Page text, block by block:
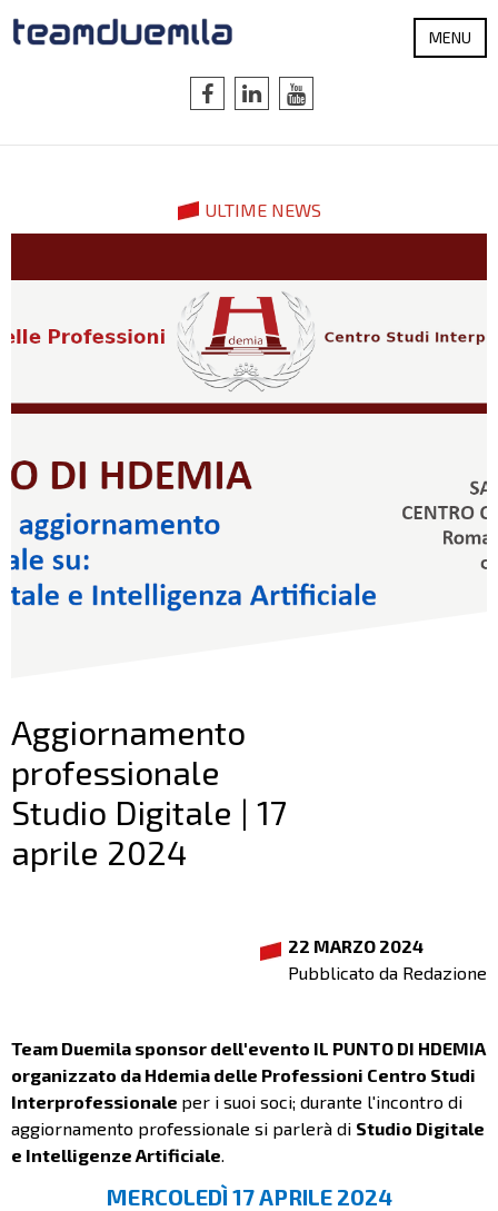
MENU
ULTIME NEWS
Aggiornamento
professionale
Studio Digitale | 17
aprile 2024
22 MARZO 2024
Pubblicato da Redazione
Team Duemila sponsor dell'evento IL PUNTO DI HDEMIA
organizzato da Hdemia delle Professioni Centro Studi
Interprofessionale per i suoi soci; durante l'incontro di
aggiornamento professionale si parlerà di Studio Digitale
e Intelligenze Artificiale.
MERCOLEDÌ 17 APRILE 2024